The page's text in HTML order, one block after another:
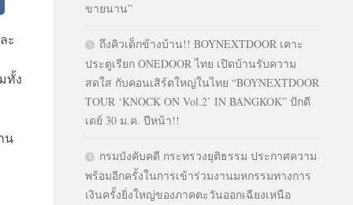
ะ
ทั้ง
น
ขายนาน”
ถึงคิวเด็กข้างบ้าน!! BOYNEXTDOOR เคาะ
ประตูเรียก ONEDOOR ไทย เปิดบ้านรับความ
สดใส กับคอนเสิร์ตใหญ่ในไทย “BOYNEXTDOOR
TOUR ‘KNOCK ON Vol.2’ IN BANGKOK” ปักดี
เดย์ 30 ม.ค. ปีหน้า!!
กรมบังคับคดี กระทรวงยุติธรรม ประกาศความ
พร้อมอีกครั้งในการเข้าร่วมงานมหกรรมทางการ
เงินครั้งยิ่งใหญ่ของภาคตะวันออกเฉียงเหนือ